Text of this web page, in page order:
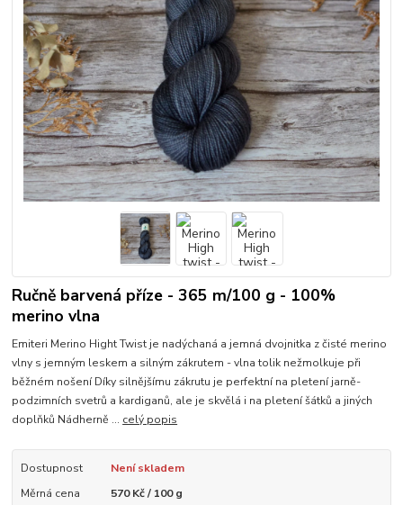
Ručně barvená příze - 365 m/100 g - 100%
merino vlna
Emiteri Merino Hight Twist je nadýchaná a jemná dvojnitka z čisté merino
vlny s jemným leskem a silným zákrutem - vlna tolik nežmolkuje při
běžném nošení Díky silnějšímu zákrutu je perfektní na pletení jarně-
podzimních svetrů a kardiganů, ale je skvělá i na pletení šátků a jiných
doplňků Nádherně ... celý popis
Dostupnost
Není skladem
Měrná cena
570 Kč / 100 g